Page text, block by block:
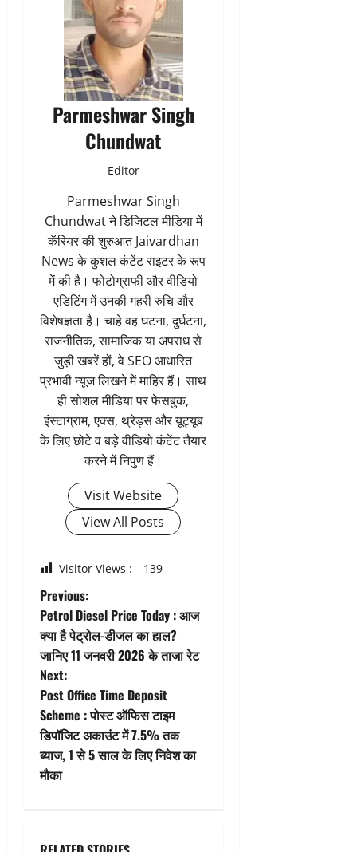
Parmeshwar Singh
Chundwat
Editor
Parmeshwar Singh
Chundwat ने डिजिटल मीडिया में
कॅरियर की शुरुआत Jaivardhan
News के कुशल कंटेंट राइटर के रूप
में की है। फोटोग्राफी और वीडियो
एडिटिंग में उनकी गहरी रुचि और
विशेषज्ञता है। चाहे वह घटना, दुर्घटना,
राजनीतिक, सामाजिक या अपराध से
जुड़ी खबरें हों, वे SEO आधारित
प्रभावी न्यूज लिखने में माहिर हैं। साथ
ही सोशल मीडिया पर फेसबुक,
इंस्टाग्राम, एक्स, थ्रेड्स और यूट्यूब
के लिए छोटे व बड़े वीडियो कंटेंट तैयार
करने में निपुण हैं।
Visit Website
View All Posts
Visitor Views : 139
P
o
s
t
n
a
i
Previous:
Petrol Diesel Price Today : आज
क्या है पेट्रोल-डीजल का हाल?
जानिए 11 जनवरी 2026 के ताजा रेट
Next:
Post Office Time Deposit
Scheme : पोस्ट ऑफिस टाइम
डिपॉजिट अकाउंट में 7.5% तक
ब्याज, 1 से 5 साल के लिए निवेश का
मौका